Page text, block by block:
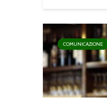
COMUNICAZIONE